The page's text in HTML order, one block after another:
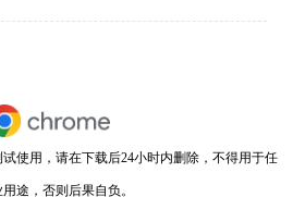
使用，请在下载后24小时内删除，不得用于任
途，否则后果自负。